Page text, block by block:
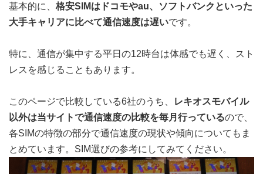
基本的に、 格安SIMはドコモやau、ソフトバンクといった
大手キャリアに比べて通信速度は遅いです。
特に、通信が集中する平日の12時台は体感でも遅く、スト
レスを感じることもあります。
このページで比較している6社のうち、
レキオスモバイル
以外は当サイトで通信速度の比較を毎月行っているので、
各SIMの特徴の部分で通信速度の現状や傾向についてもま
とめています。SIM選びの参考にしてみてください。